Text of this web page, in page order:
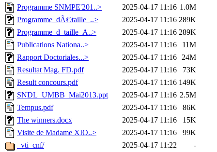
Programme SNMPE'201..>
2025-04-17 11:16 1.0M
Programme_dÃ©taille_..>
2025-04-17 11:16 289K
Programme_d_taille_A..>
2025-04-17 11:16 289K
Publications Nationa..>
2025-04-17 11:16
11M
Rapport Doctoriales...>
2025-04-17 11:16 24M
Resultat Mag. FD.pdf
2025-04-17 11:16
73K
Result concours.pdf
2025-04-17 11:16 149K
SNDL_UMBB_Mai2013.ppt
2025-04-17 11:16 2.5M
Tempus.pdf
2025-04-17 11:16
86K
The winners.docx
2025-04-17 11:16
15K
Visite de Madame XIO..>
2025-04-17 11:16
99K
_vti_cnf/
2025-04-17 11:22
-